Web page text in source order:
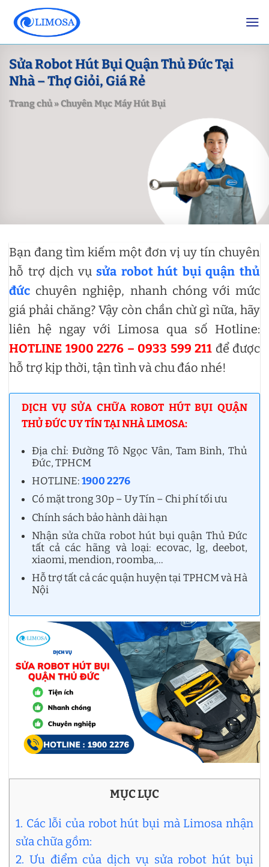
content
Sửa Robot Hút Bụi Quận Thủ Đức Tại
Nhà – Thợ Giỏi, Giá Rẻ
Trang chủ»Chuyên Mục Máy Hút Bụi
Bạn đang tìm kiếm một đơn vị uy tín chuyên
hỗ trợ dịch vụsửa robot hút bụi quận thủ
đức chuyên nghiệp, nhanh chóng với mức
giá phải chăng? Vậy còn chần chừ gì nữa, hãy
liên hệ ngay với Limosa qua số Hotline:
HOTLINE 1900 2276 – 0933 599 211 để được
hỗ trợ kịp thời, tận tình và chu đáo nhé!
DỊCH VỤ SỬA CHỮA ROBOT HÚT BỤI QUẬN
THỦ ĐỨC UY TÍN TẠI NHÀ LIMOSA:
Địa chỉ: Đường Tô Ngọc Vân, Tam Binh, Thủ
Đức, TPHCM
HOTLINE:1900 2276
Có mặt trong 30p – Uy Tín – Chi phí tối ưu
Chính sách bảo hành dài hạn
Nhận sửa chữa robot hút bụi quận Thủ Đức
tất cả các hãng và loại: ecovac, lg, deebot,
xiaomi, mendion, roomba,…
Hỗ trợ tất cả các quận huyện tại TPHCM và Hà
Nội
MỤC LỤC
1. Các lỗi của robot hút bụi mà Limosa nhận
sửa chữa gồm:
2. Ưu điểm của dịch vụ sửa robot hút bụi